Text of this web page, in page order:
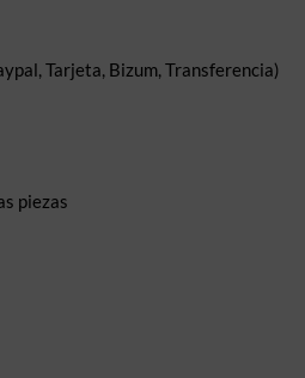
Tarjeta, Bizum, Transferencia)
piezas